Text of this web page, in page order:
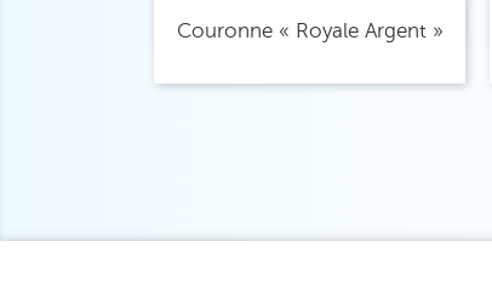
Couronne « Royale Argent »
Aperçu rapide